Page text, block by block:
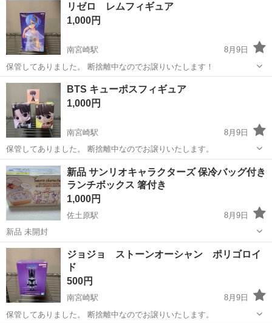
リゼロ レムフィギュア
1,000円
南宮崎駅
8月9日
保管してありました。 断捨離中なのでお譲りいたします！
宮崎 宮崎市 南宮崎駅 フィギュア
BTS キューポスフィギュア
1,000円
南宮崎駅
8月9日
保管してありました。 断捨離中なのでお譲りいたします。
宮崎 宮崎市 南宮崎駅 フィギュア
新品 サンリオキャラクターズ 保冷バッグ付き
ランチボックス 箸付き
1,000円
佐土原駅
8月9日
新品 未開封
宮崎 宮崎市 生活雑貨 サンリオキャラクター
ジョジョ ストーンオーシャン ポリゴロイ
ド
500円
南宮崎駅
8月9日
保管してありました。 断捨離中なのでお譲りいたします。